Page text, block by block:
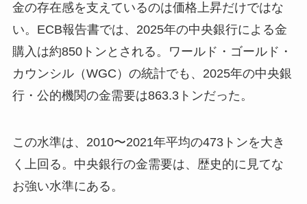
金の存在感を支えているのは価格上昇だけではな
い。ECB報告書では、2025年の中央銀行による金
購入は約850トンとされる。ワールド・ゴールド・
カウンシル（WGC）の統計でも、2025年の中央銀
行・公的機関の金需要は863.3トンだった。
この水準は、2010〜2021年平均の473トンを大き
く上回る。中央銀行の金需要は、歴史的に見てな
お強い水準にある。